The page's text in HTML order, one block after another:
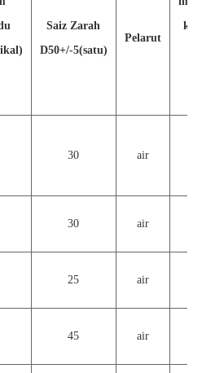
Saiz Zarah
D50+/-5(satu)
Pelarut
30
air
30 air
25 air
45 air